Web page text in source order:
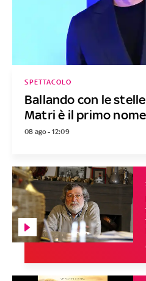
Ballando con le
Matri è il primo
SPETTACOLO
08 ago - 12:09